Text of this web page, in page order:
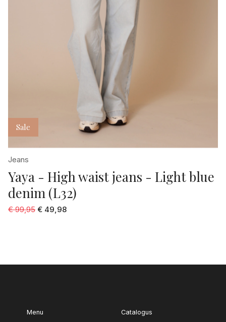
Sale
Jeans
Yaya - High waist jeans - Light blue
denim (L32)
€ 99,95 € 49,98
Menu Catalogus